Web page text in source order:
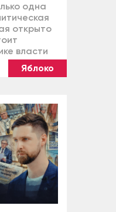
одна
открыто
власти
Яблоко